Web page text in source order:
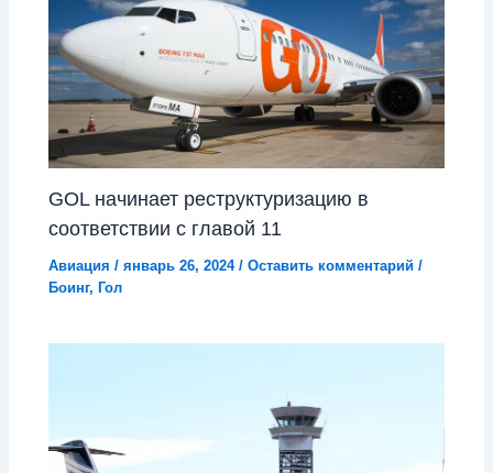
GOL начинает реструктуризацию в
соответствии с главой 11
Авиация /январь 26, 2024/Оставить комментарий /
Боинг, Гол